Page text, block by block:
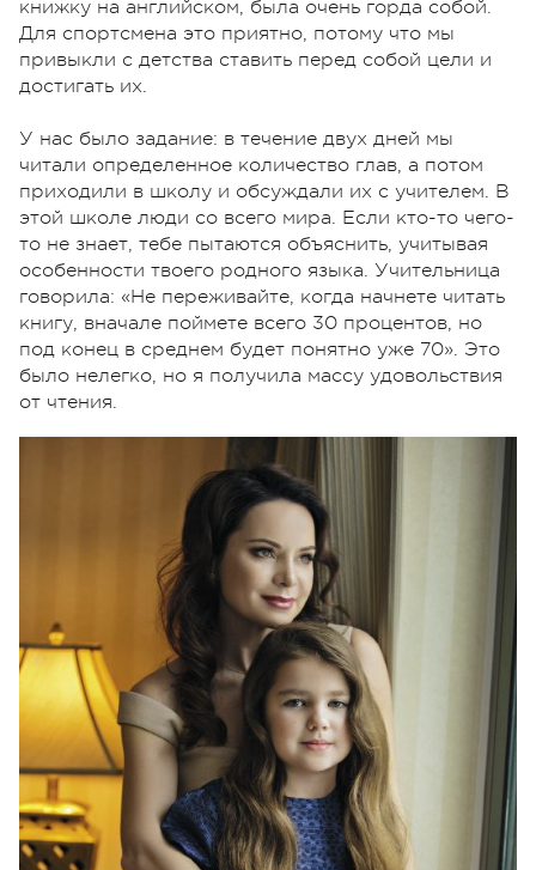
книжку на английском, была очень горда собой.
Для спортсмена это приятно, потому что мы
привыкли с детства ставить перед собой цели и
достигать их.
У нас было задание: в течение двух дней мы
читали определенное количество глав, а потом
приходили в школу и обсуждали их с учителем. В
этой школе люди со всего мира. Если кто-то чего-
то не знает, тебе пытаются объяснить, учитывая
особенности твоего родного языка. Учительница
говорила: «Не переживайте, когда начнете читать
книгу, вначале поймете всего 30 процентов, но
под конец в среднем будет понятно уже 70». Это
было нелегко, но я получила массу удовольствия
от чтения.